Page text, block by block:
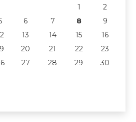
1
2
6 7 8
9
13 14 15
16
20 21 22
23
27 28 29
30